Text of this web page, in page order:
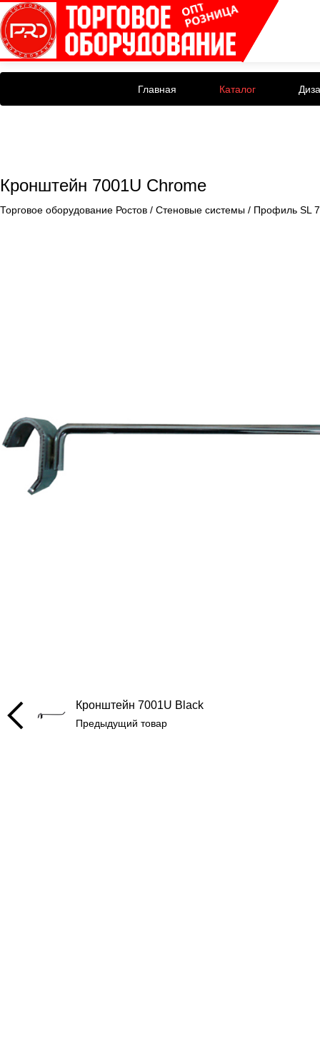
Главная Каталог
Кронштейн 7001U Chrome
Торговое оборудование Ростов / Стеновые системы / Профиль SL
Кронштейн 7001U Black
Предыдущий товар